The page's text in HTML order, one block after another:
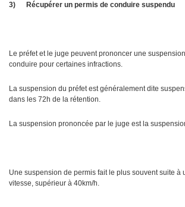
3) Récupérer un permis de conduire suspendu
Le préfet et le juge peuvent prononcer une
conduire pour certaines infractions.
La suspension du préfet est généralement dite
dans les 72h de la rétention.
La suspension prononcée par le juge est la
Une suspension de permis fait le plus souvent suite à
vitesse, supérieur à 40km/h.